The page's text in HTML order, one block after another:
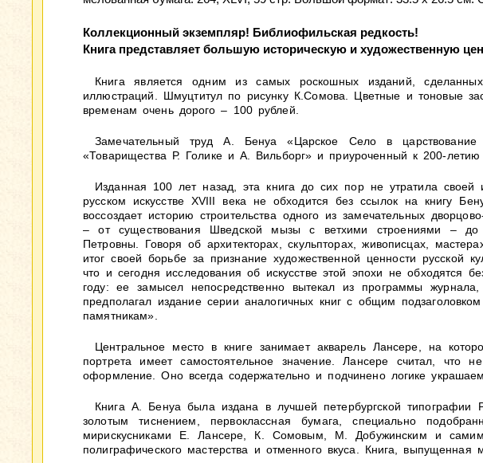
Коллекционный экземпляр! Библиофильская редкость!
Книга представляет большую историческую и художественную
Книга является одним из самых роскошных изданий,
иллюстраций. Шмуцтитул по рисунку К.Сомова. Цветные и тоновые
временам очень дорого – 100 рублей.
Замечательный труд А. Бенуа «Царское Село в
«Товарищества Р. Голике и А. Вильборг» и приуроченный к 200-летию
Изданная 100 лет назад, эта книга до сих пор не утратила своей
русском искусстве XVIII века не обходится без ссылок на книгу
воссоздает историю строительства одного из замечательных
– от существования Шведской мызы с ветхими строениями – до
Петровны. Говоря об архитекторах, скульпторах, живописцах,
итог своей борьбе за признание художественной ценности русской
что и сегодня исследования об искусстве этой эпохи не
году: ее замысел непосредственно вытекал из программы
предполагал издание серии аналогичных книг с общим
памятникам».
Центральное место в книге занимает акварель Лансере, на
портрета имеет самостоятельное значение. Лансере считал, что
оформление. Оно всегда содержательно и подчинено логике
Книга А. Бенуа была издана в лучшей петербургской
золотым тиснением, первоклассная бумага, специально
мирискусниками Е. Лансере, К. Сомовым, М. Добужинским и самим
полиграфического мастерства и отменного вкуса. Книга,